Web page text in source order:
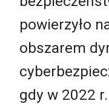
powierzyło
obszarem
gdy w 2022